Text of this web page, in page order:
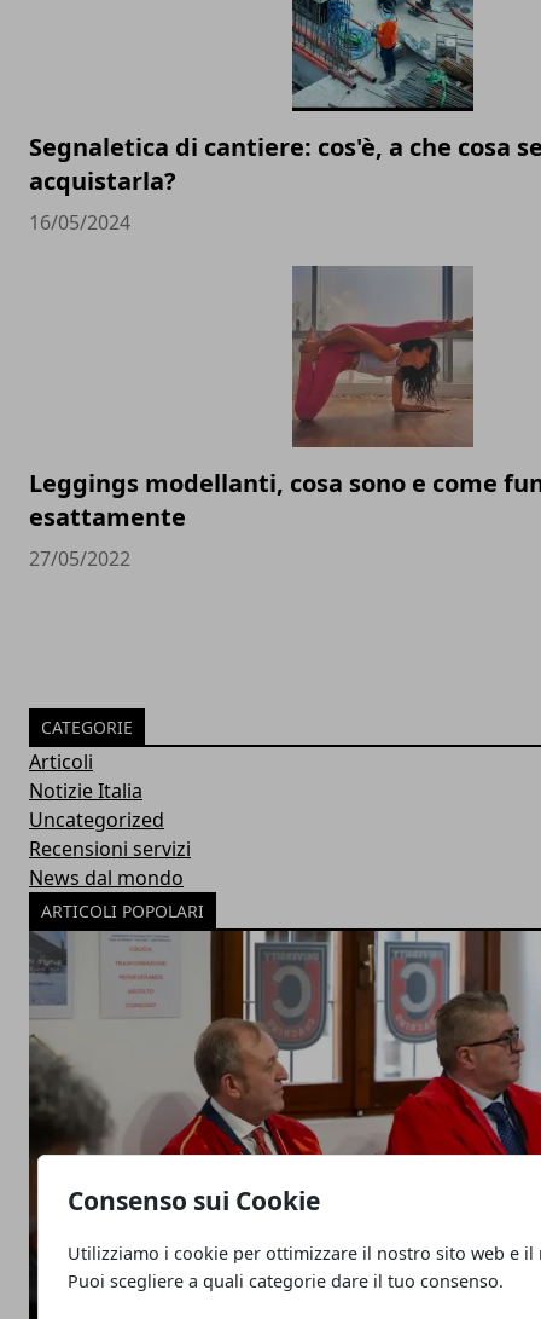
Consenso sui Cookie
Utilizziamo i cookie per ottimizzare il nostro sito web e il
Puoi scegliere a quali categorie dare il tuo consenso.
Segnaletica di cantiere: cos'è, a che cosa
acquistarla?
16/05/2024
Leggings modellanti, cosa sono e come
esattamente
27/05/2022
CATEGORIE
Articoli
Notizie Italia
Uncategorized
Recensioni servizi
News dal mondo
ARTICOLI POPOLARI